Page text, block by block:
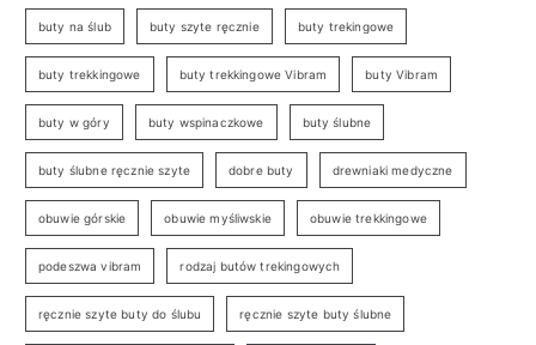
buty na ślub buty szyte ręcznie buty trekingowe
buty trekkingowe buty trekkingowe Vibram buty Vibram
buty w góry buty wspinaczkowe buty ślubne
buty ślubne ręcznie szyte dobre buty drewniaki medyczne
obuwie górskie obuwie myśliwskie obuwie trekkingowe
podeszwa vibram rodzaj butów trekingowych
ręcznie szyte buty do ślubu ręcznie szyte buty ślubne